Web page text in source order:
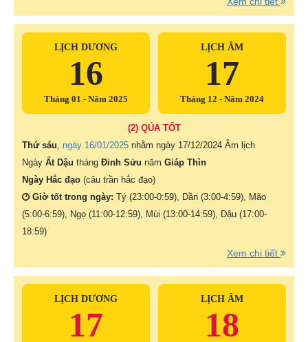
LỊCH DƯƠNG
16
Tháng 01 - Năm 2025
LỊCH ÂM
17
Tháng 12 - Năm 2024
(2) QÚA TỐT
Thứ sáu ngày 16/01/2025 nhằm ngày 17/12/2024 Âm lịch
Ngày Ất Dậu tháng Đinh Sửu năm Giáp Thìn
Ngày Hắc đạo (câu trần hắc đạo)
Giờ tốt trong ngày: Tý (23:00-0:59), Dần (3:00-4:59), Mão
(5:00-6:59), Ngọ (11:00-12:59), Mùi (13:00-14:59), Dậu (17:00-
18:59)
Xem chi tiết
LỊCH DƯƠNG
17
LỊCH ÂM
18